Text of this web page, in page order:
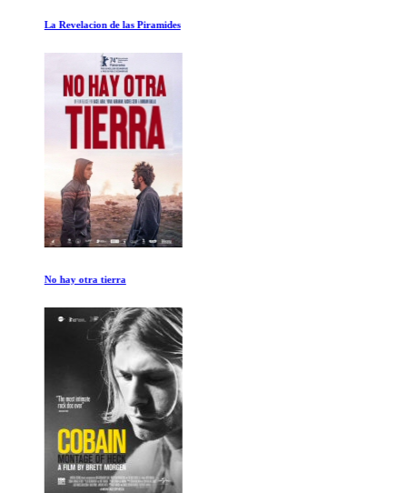
La Revelacion de las Piramides
No hay otra tierra